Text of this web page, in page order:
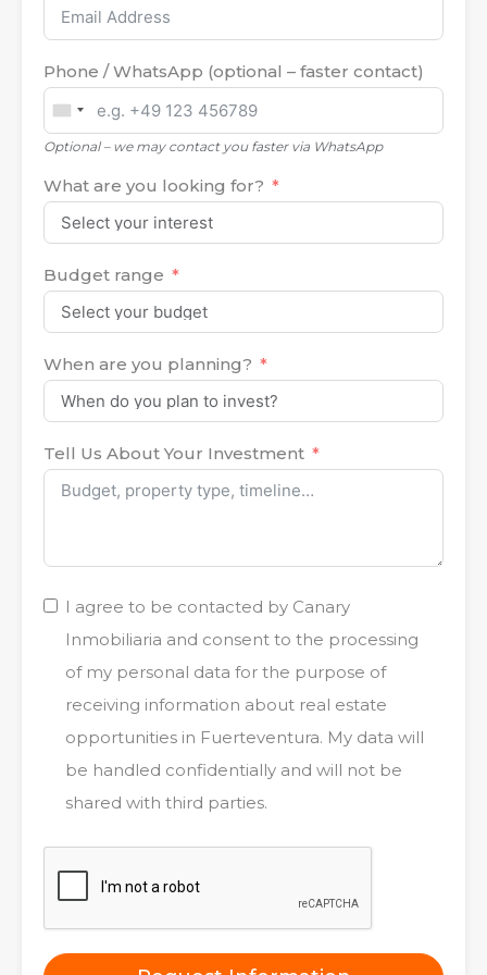
Phone / WhatsApp (optional – faster contact)
United
States
+1
Optional – we may contact you faster via WhatsApp
What are you looking for?
Budget range
When are you planning?
Tell Us About Your Investment
I agree to be contacted by Canary
Inmobiliaria and consent to the processing
of my personal data for the purpose of
receiving information about real estate
opportunities in Fuerteventura. My data will
be handled confidentially and will not be
shared with third parties.